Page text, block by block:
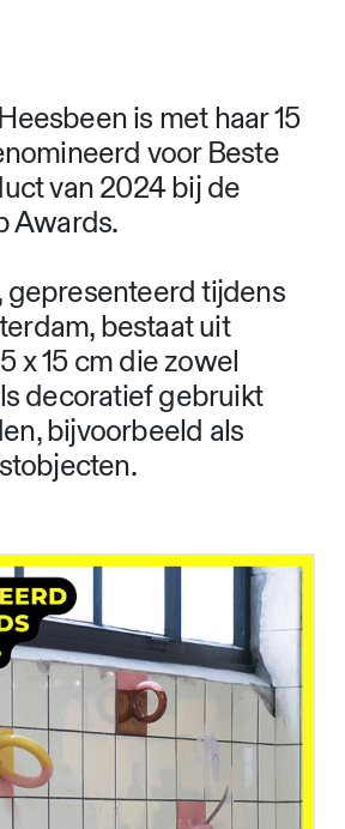
is met haar 15
voor Beste
van 2024 bij de
Awards.
gepresenteerd tijdens
bestaat uit
x 15 cm die zowel
decoratief gebruikt
bijvoorbeeld als